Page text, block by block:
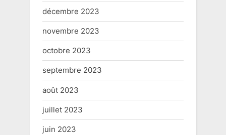
décembre 2023
novembre 2023
octobre 2023
septembre 2023
août 2023
juillet 2023
juin 2023